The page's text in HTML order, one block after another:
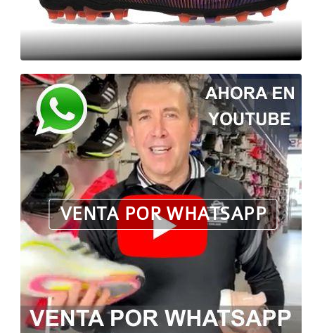
VENTA POR WHATSAPP